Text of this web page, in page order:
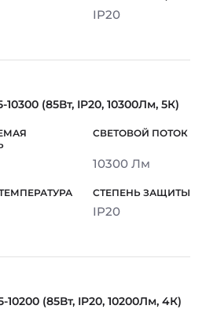
IP20
(85Вт, IP20, 10300Лм, 5К)
10300 Лм
IP20
10200 (85Вт, IP20, 10200Лм, 4К)